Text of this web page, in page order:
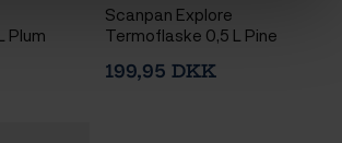
Plum
Scanpan Explore
Termoflaske 0,5 L Pine
199,95 DKK